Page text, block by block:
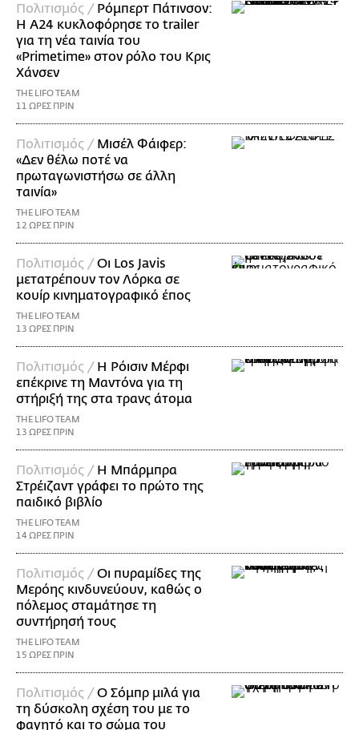
Πολιτισμός / Ρόμπερτ Πάτινσον:
Η Α24 κυκλοφόρησε το trailer
για τη νέα ταινία του
«Primetime» στον ρόλο του Κρις
Χάνσεν
THE LIFO TEAM
11 ΩΡΕΣ ΠΡΙΝ
Πολιτισμός / Μισέλ Φάιφερ:
«Δεν θέλω ποτέ να
πρωταγωνιστήσω σε άλλη
ταινία»
THE LIFO TEAM
12 ΩΡΕΣ ΠΡΙΝ
Πολιτισμός /Οι Los Javis
μετατρέπουν τον Λόρκα σε
κουίρ κινηματογραφικό έπος
THE LIFO TEAM
13 ΩΡΕΣ ΠΡΙΝ
Πολιτισμός / Η Ρόισιν Μέρφι
επέκρινε τη Μαντόνα για τη
στήριξή της στα τρανς άτομα
THE LIFO TEAM
13 ΩΡΕΣ ΠΡΙΝ
Πολιτισμός / Η Μπάρμπρα
Στρέιζαντ γράφει το πρώτο της
παιδικό βιβλίο
THE LIFO TEAM
14 ΩΡΕΣ ΠΡΙΝ
Πολιτισμός /Οι πυραμίδες της
Μερόης κινδυνεύουν, καθώς ο
πόλεμος σταμάτησε τη
συντήρησή τους
THE LIFO TEAM
15 ΩΡΕΣ ΠΡΙΝ
Πολιτισμός /Ο Σόμπρ μιλά για
τη δύσκολη σχέση του με το
φαγητό και το σώμα του